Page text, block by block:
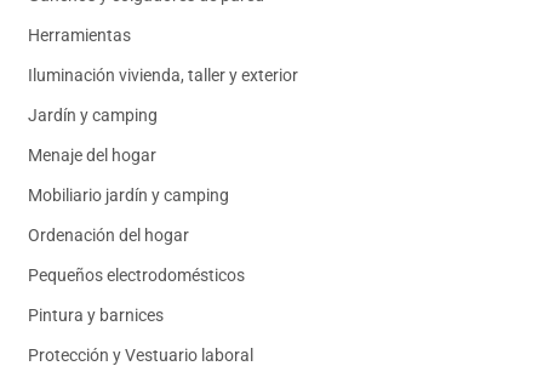
Herramientas
Iluminación vivienda, taller y exterior
Jardín y camping
Menaje del hogar
Mobiliario jardín y camping
Ordenación del hogar
Pequeños electrodomésticos
Pintura y barnices
Protección y Vestuario laboral